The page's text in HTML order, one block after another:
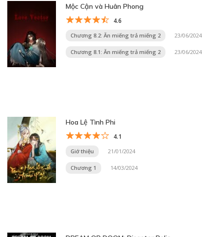
Mộc Cận và Huân Phong
4.6
Chương 8.2: Ăn miếng trả miếng 2 23/06/2024
Chương 8.1: Ăn miếng trả miếng 2 23/06/2024
Hoa Lệ Tình Phi
4.1
Giớ thiệu 21/01/2024
Chương 1 14/03/2024